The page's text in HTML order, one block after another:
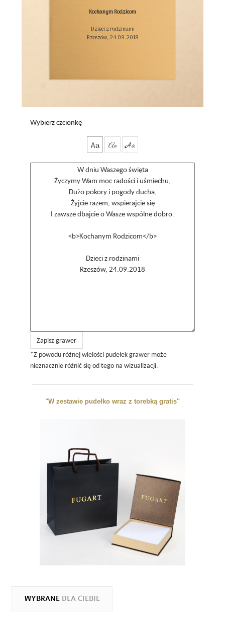
Kochanym Rodzicom
Dzieci z rodzinami
Rzeszów, 24.09.2018
Wybierz czcionkę
Aa Aa Aa
Zapisz grawer
*Z powodu różnej wielości pudełek grawer może
nieznacznie różnić się od tego na wizualizacji.
"W zestawie pudełko wraz z torebką gratis"
WYBRANEDLA CIEBIE